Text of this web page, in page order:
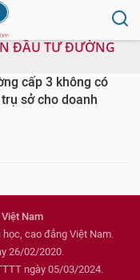
ĐẦU TƯ ĐƯỜNG
cấp 3 không có
sở cho doanh
Nam
cao đẳng Việt Nam.
26/02/2020.
ngày 05/03/2024.